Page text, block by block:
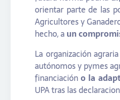
orientar parte de las
Agricultores y
hecho, aun
La organización
autónomos y pymes
financiacióno la
UPA tras las